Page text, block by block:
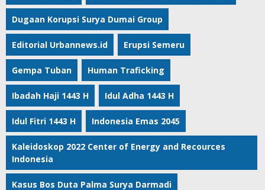
Dugaan Korupsi Surya Dumai Group
Editorial Urbannews.id Erupsi Semeru
Gempa Tuban Human Traficking
Ibadah Haji 1443 H Idul Adha 1443 H
Idul Fitri 1443 H Indonesia Emas 2045
Kaleidoskop 2022 Center of Energy and Recources
Indonesia
Kasus Bos Duta Palma Surya Darmadi